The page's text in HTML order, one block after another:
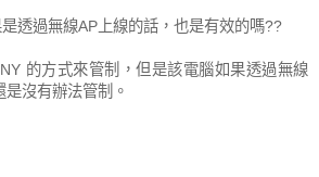
透過無線AP上線的話，也是有效的嗎??
的方式來管制，但是該電腦如果透過無線
沒有辦法管制。